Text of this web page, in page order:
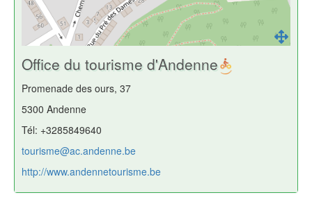
Office du tourisme d'Andenne
Promenade des ours, 37
5300 Andenne
Tél: +3285849640
tourisme@ac.andenne.be
http://www.andennetourisme.be